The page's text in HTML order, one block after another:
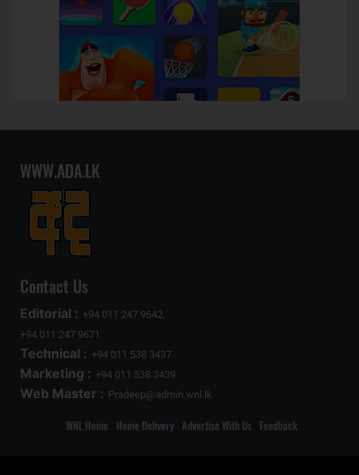
WWW.ADA.LK
Contact Us
Editorial : +94 011 247 9642,
+94 011 247 9671
Technical : +94 011 538 3437
Marketing : +94 011 538 3439
Web Master : Pradeep@admin.wnl.lk
WNL Home Home Delivery Advertise With Us Feedback